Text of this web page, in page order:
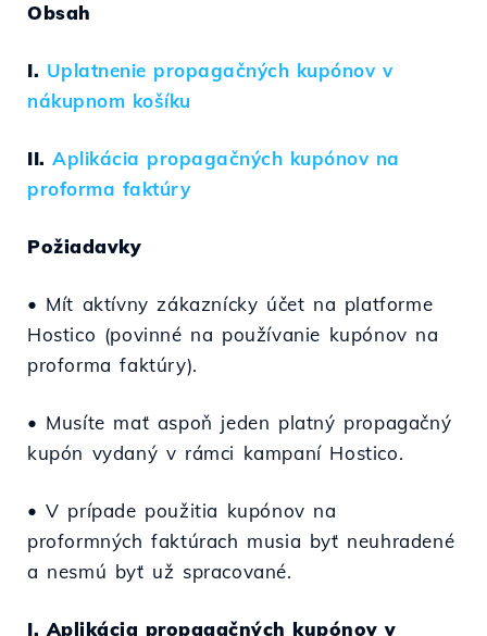
Obsah
I. Uplatnenie propagačných kupónov v
nákupnom košíku
II. Aplikácia propagačných kupónov na
proforma faktúry
Požiadavky
• Mít aktívny zákaznícky účet na platforme
Hostico (povinné na používanie kupónov na
proforma faktúry).
• Musíte mať aspoň jeden platný propagačný
kupón vydaný v rámci kampaní Hostico.
• V prípade použitia kupónov na
proformných faktúrach musia byť neuhradené
a nesmú byť už spracované.
I. Aplikácia propagačných kupónov v